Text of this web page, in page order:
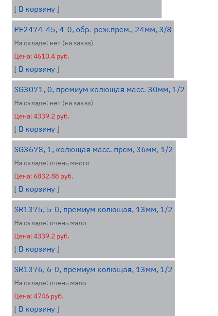
[ В корзину ]
PE2474-45, 4-0, обр.-реж.прем., 24мм, 3/8
На складе: нет (на заказ)
Цена: 4610.4 руб.
[ В корзину ]
SG3071, 0, премиум колющая масс. 30мм, 1/2
На складе: нет (на заказ)
Цена: 4339.2 руб.
[ В корзину ]
SG3678, 1, колющая масс. прем, 36мм, 1/2
На складе: очень много
Цена: 6832.88 руб.
[ В корзину ]
SR1375, 5-0, премиум колющая, 13мм, 1/2
На складе: очень мало
Цена: 4339.2 руб.
[ В корзину ]
SR1376, 6-0, премиум колющая, 13мм, 1/2
На складе: очень мало
Цена: 4746 руб.
[ В корзину ]